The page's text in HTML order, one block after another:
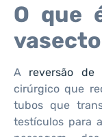
O que
A reversão de
cirúrgico que
tubos que
testículos para